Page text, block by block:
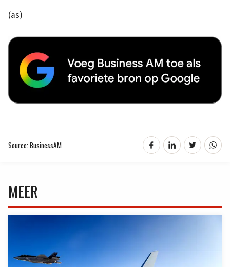
(as)
Source: BusinessAM
MEER